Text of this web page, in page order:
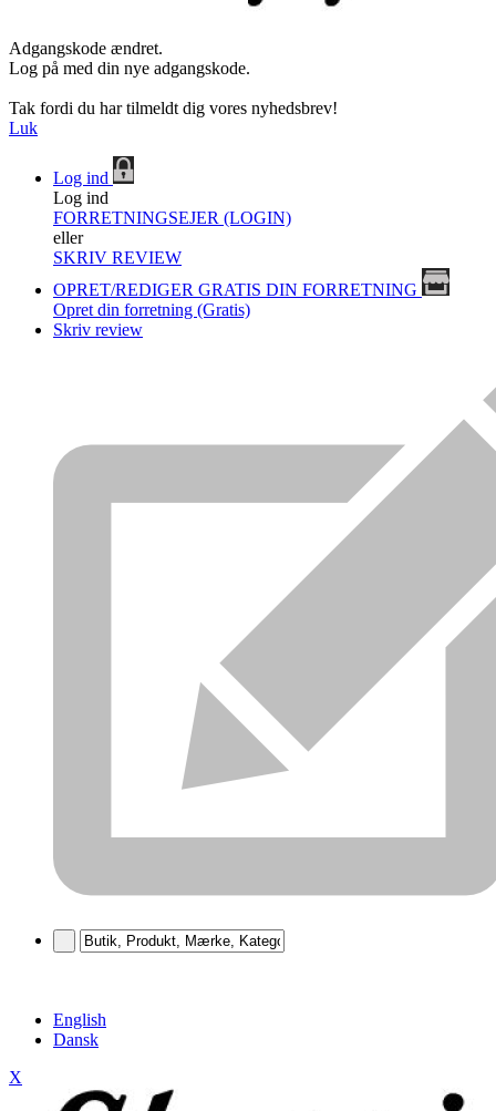
Adgangskode ændret.
Log på med din nye adgangskode.
Tak fordi du har tilmeldt dig vores nyhedsbrev!
Luk
Log ind
Log ind
FORRETNINGSEJER (LOGIN)
eller
SKRIV REVIEW
OPRET/REDIGER GRATIS DIN FORRETNING
Opret din forretning (Gratis)
Skriv review
English
Dansk
X